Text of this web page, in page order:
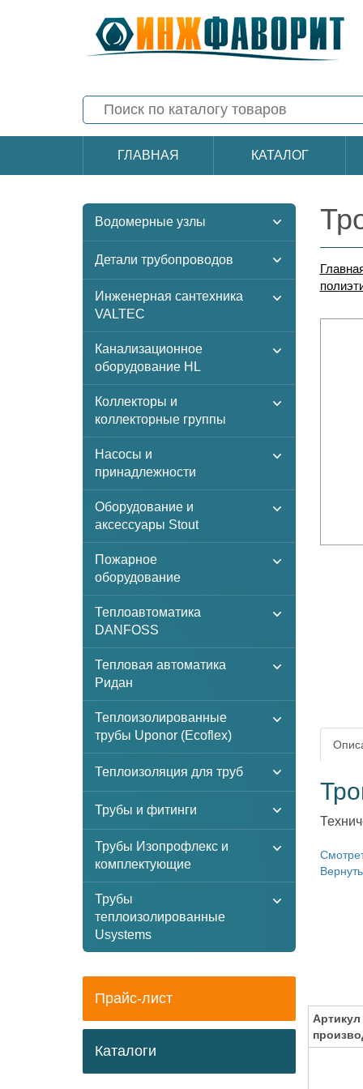
ГЛАВНАЯ КАТАЛОГ
Водомерные узлы
Детали трубопроводов
Инженерная сантехника
VALTEC
Канализационное
оборудование HL
Коллекторы и
коллекторные группы
Насосы и
принадлежности
Оборудование и
аксессуары Stout
Пожарное
оборудование
Теплоавтоматика
DANFOSS
Тепловая автоматика
Ридан
Теплоизолированные
трубы Uponor (Ecoflex)
Теплоизоляция для труб
Трубы и фитинги
Трубы Изопрофлекс и
комплектующие
Трубы
теплоизолированные
Usystems
Прайс-лист
Каталоги
Артикул